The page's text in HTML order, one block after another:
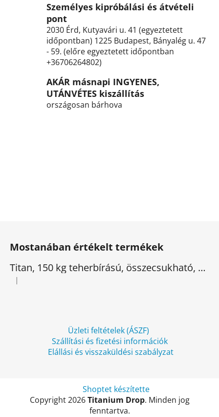
Személyes kipróbálási és átvételi
pont
2030 Érd, Kutyavári u. 41 (egyeztetett
időpontban) 1225 Budapest, Bányalég u. 47
- 59. (előre egyeztetett időpontban
+36706264802)
AKÁR másnapi INGYENES,
UTÁNVÉTES kiszállítás
országosan bárhova
Mostanában értékelt termékek
Titan, 150 kg teherbírású, összecsukható, elektromos háromkerekű
A termék értékelése 5-ből 5 csillag.
|
Üzleti feltételek (ÁSZF)
Szállítási és fizetési információk
Elállási és visszaküldési szabályzat
Shoptet készítette
Copyright 2026Titanium Drop. Minden jog
fenntartva.